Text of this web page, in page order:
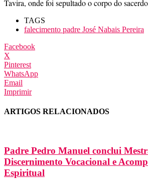
Tavira, onde foi sepultado o corpo do
TAGS
falecimento padre José Nabais Pereira
Facebook
X
Pinterest
WhatsApp
Email
Imprimir
ARTIGOS RELACIONADOS
Padre Pedro Manuel conclui
Discernimento Vocacional e
Espiritual